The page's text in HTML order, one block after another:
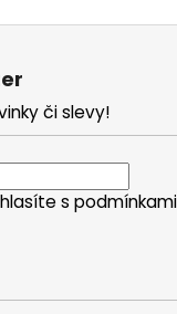
či slevy!
s